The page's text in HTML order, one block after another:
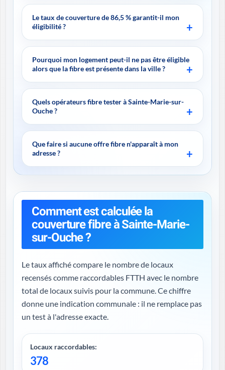
Le taux de couverture de 86,5 % garantit-il mon
éligibilité ?
Pourquoi mon logement peut-il ne pas être éligible
alors que la fibre est présente dans la ville ?
Quels opérateurs fibre tester à Sainte-Marie-sur-
Ouche ?
Que faire si aucune offre fibre n'apparaît à mon
adresse ?
Comment est calculée la
couverture fibre à Sainte-Marie-
sur-Ouche ?
Le taux affiché compare le nombre de locaux
recensés comme raccordables FTTH avec le nombre
total de locaux suivis pour la commune. Ce chiffre
donne une indication communale : il ne remplace pas
un test à l'adresse exacte.
Locaux raccordables:
378